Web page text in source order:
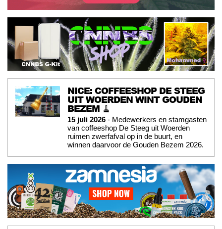
NICE: COFFEESHOP DE STEEG
UIT WOERDEN WINT GOUDEN
BEZEM 🧹
15 juli 2026 - Medewerkers en stamgasten
van coffeeshop De Steeg uit Woerden
ruimen zwerfafval op in de buurt, en
winnen daarvoor de Gouden Bezem 2026.